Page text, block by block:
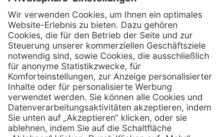
Kontakt
MediQuick Arzt- und Krankenhausbedarfshandel GmbH
Hans-Wunderlich-Straße 7
D-49078 Osnabrück
Telefon:0800 - 633 43 66
E-Mail: info @ mediquick.de